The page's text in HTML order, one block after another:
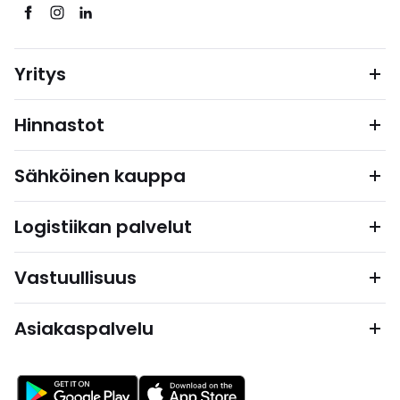
Yritys
Hinnastot
Sähköinen kauppa
Logistiikan palvelut
Vastuullisuus
Asiakaspalvelu